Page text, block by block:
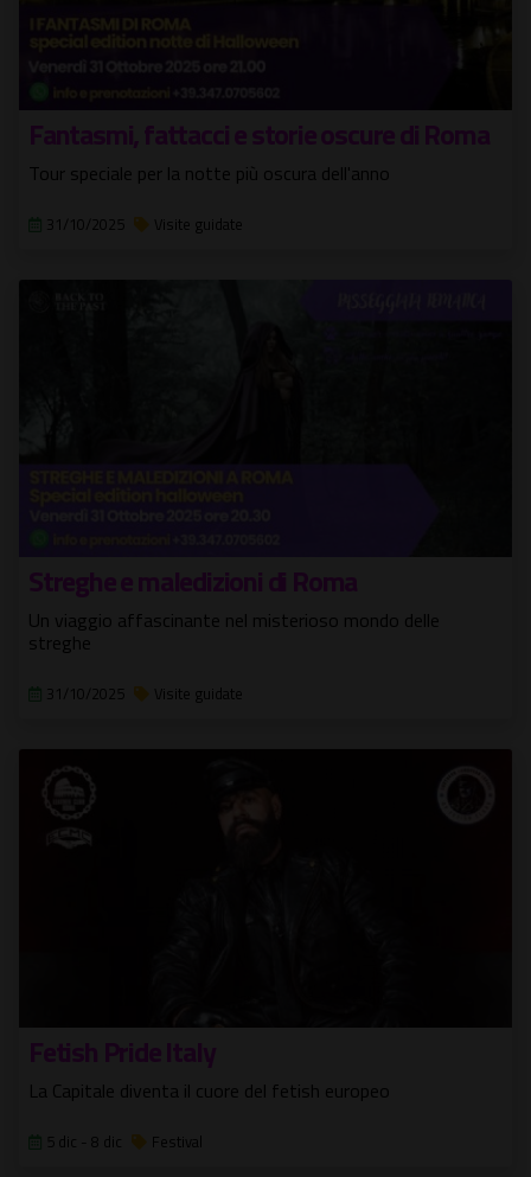
Fantasmi, fattacci e storie oscure di Roma
Tour speciale per la notte più oscura dell'anno
31/10/2025 Visite guidate
Streghe e maledizioni di Roma
Un viaggio affascinante nel misterioso mondo delle
streghe
31/10/2025 Visite guidate
Fetish Pride Italy
La Capitale diventa il cuore del fetish europeo
5 dic - 8 dic Festival